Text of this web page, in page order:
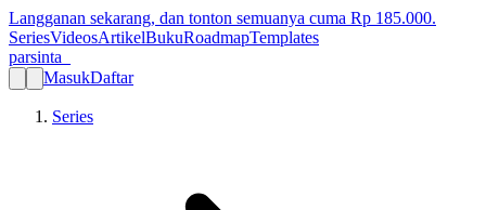
Langganan sekarang, dan tonton semuanya cuma Rp 185.000.
SeriesVideosArtikelBukuRoadmapTemplates
parsinta_
MasukDaftar
Series